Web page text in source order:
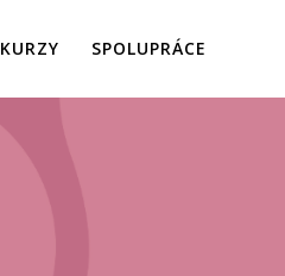
KURZY SPOLUPRÁCE